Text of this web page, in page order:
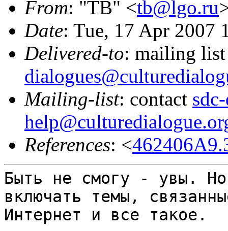
From: "TB" <tb@lgo.ru
Date: Tue, 17 Apr 2007
Delivered-to: mailing
Mailing-list: contact
References: <
Быть не смогу - увы.
включать темы,
Интернет и все такое.